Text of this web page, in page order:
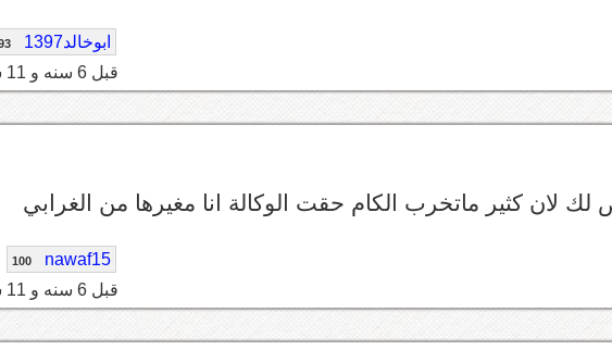
ابوخالد1397
قبل 6 سنه و 11 شهر
لان كثير ماتخرب الكام حقت الوكالة انا مغيرها من الغرابي
nawaf15
100
قبل 6 سنه و 11 شهر